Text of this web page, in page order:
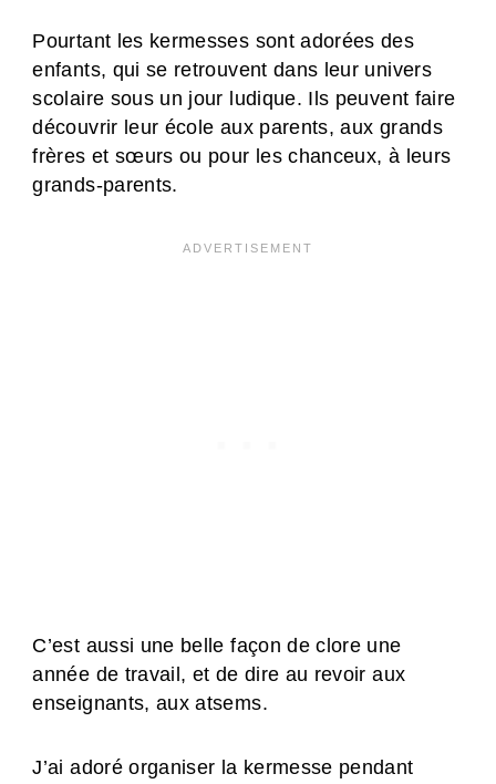
Pourtant les kermesses sont adorées des
enfants, qui se retrouvent dans leur univers
scolaire sous un jour ludique. Ils peuvent faire
découvrir leur école aux parents, aux grands
frères et sœurs ou pour les chanceux, à leurs
grands-parents.
C’est aussi une belle façon de clore une
année de travail, et de dire au revoir aux
enseignants, aux atsems.
J’ai adoré organiser la kermesse pendant